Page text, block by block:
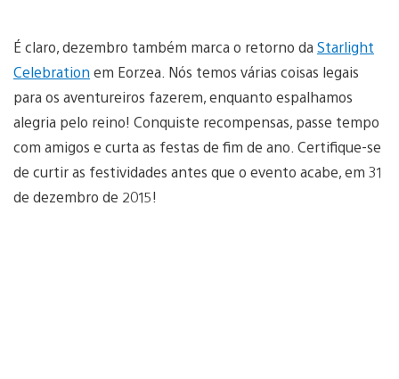
É claro, dezembro também marca o retorno da Starlight
Celebration em Eorzea. Nós temos várias coisas legais
para os aventureiros fazerem, enquanto espalhamos
alegria pelo reino! Conquiste recompensas, passe tempo
com amigos e curta as festas de fim de ano. Certifique-se
de curtir as festividades antes que o evento acabe, em 31
de dezembro de 2015!